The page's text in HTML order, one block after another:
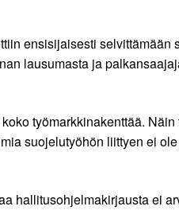
ensisijaisesti
lausumasta ja
työmarkkinakenttää.
suojelutyöhön liittyen ei
hallitusohjelmakirjausta ei